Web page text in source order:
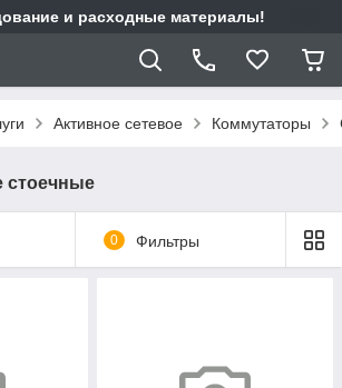
и расходные материалы!
Активное сетевое Коммутаторы
стоечные
0 Фильтры